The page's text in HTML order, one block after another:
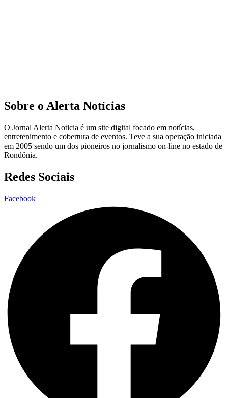
Sobre o Alerta Notícias
O Jornal Alerta Noticia é um site digital focado em notícias,
entretenimento e cobertura de eventos. Teve a sua operação iniciada
em 2005 sendo um dos pioneiros no jornalismo on-line no estado de
Rondônia.
Redes Sociais
Facebook